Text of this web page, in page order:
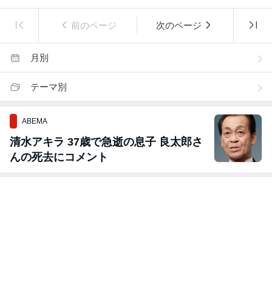
前のページ 次のページ
月別
テーマ別
ABEMA
清水アキラ 37歳で急逝の息子 良太郎さ
んの死去にコメント